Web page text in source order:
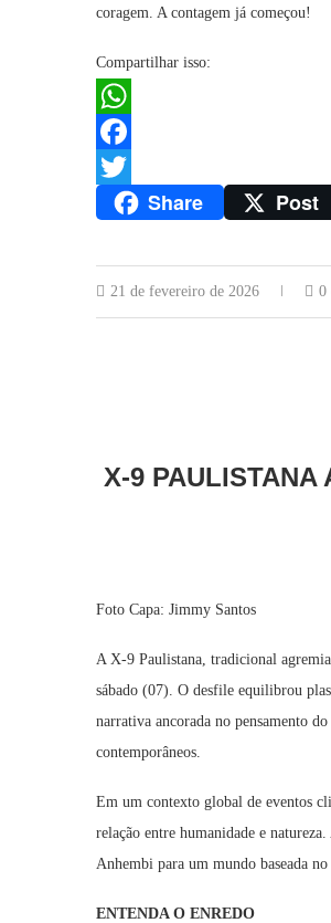
coragem. A contagem já começou!
Compartilhar isso:
WhatsApp
Facebook
Twitter Share Post
21 de fevereiro de 2026 0
X-9 PAULISTANA
Foto Capa: Jimmy Santos
A X-9 Paulistana, tradicional
sábado (07). O desfile equilibrou
narrativa ancorada no pensamento
contemporâneos.
Em um contexto global de eventos
relação entre humanidade e
Anhembi para um mundo baseada
ENTENDA O ENREDO